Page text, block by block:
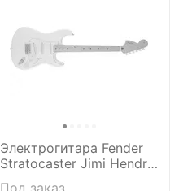
Электрогитара Fender
Stratocaster Jimi Hendrix
Под заказ